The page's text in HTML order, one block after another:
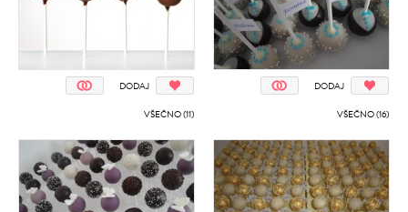
DODAJ
VŠEČNO (11)
DODAJ
VŠEČNO (16)